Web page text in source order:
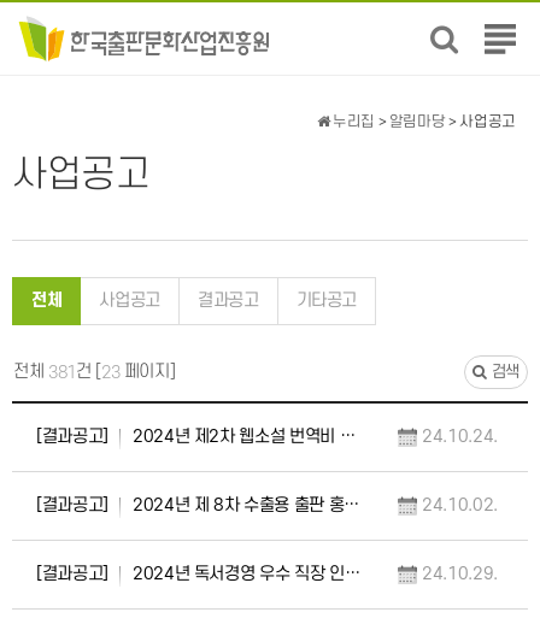
전
뉴
사업공고
누리집 > 알림마당 > 사업공고
전체 사업공고 결과공고 기타공고
전체 381 건 [ 23페이지] 검색
[결과공고] 2024년 제2차 웹소설 번역비 지원 사업 선정 결과 공고 및 향후 일정 안내 24.10.24.
[결과공고] 2024년 제 8차 수출용 출판 홍보자료(초록·샘플)지원 사업 선정 결과 공고 및 향후 일… 24.10.02.
[결과공고] 2024년 독서경영 우수 직장 인증 최종 심사 결과 공고문 24.10.29.